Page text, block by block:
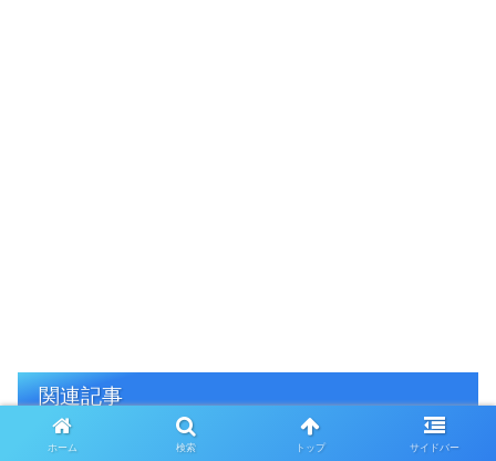
関連記事
ホーム 検索 トップ サイドバー